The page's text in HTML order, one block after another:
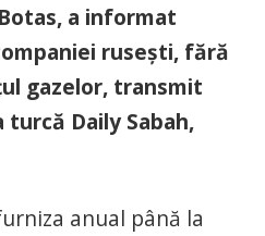
a informat
ruseşti, fără
gazelor, transmit
Daily Sabah,
anual până la